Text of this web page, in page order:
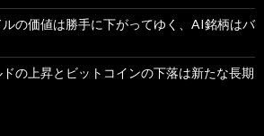
ルの価値は勝手に下がってゆく、AI銘柄はバ
の上昇とビットコインの下落は新たな長期